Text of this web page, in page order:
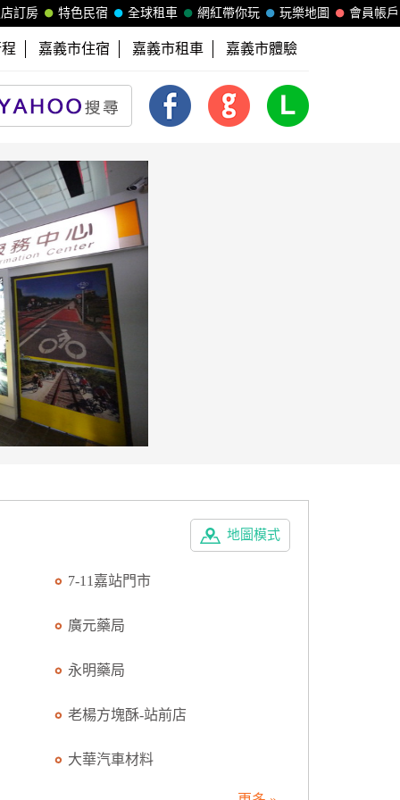
會員帳戶
玩樂地圖
網紅帶你玩
全球租車
特色民宿
訂房
嘉義市住宿 嘉義市租車 嘉義市體驗
地圖模式
7-11嘉站門市
廣元藥局
永明藥局
老楊方塊酥-站前店
大華汽車材料